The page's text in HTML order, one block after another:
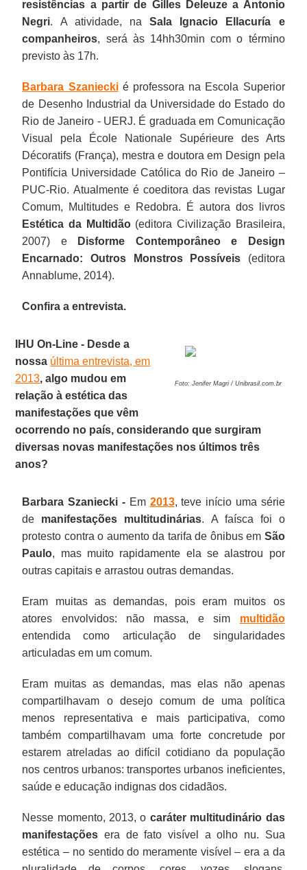
resistências a partir de Gilles Deleuze a Antonio
Negri. A atividade, naSala Ignacio Ellacuría e
companheiros, será às 14hh30min com o término
previsto às 17h.
Barbara Szanieckié professora na Escola Superior
de Desenho Industrial da Universidade do Estado do
Rio de Janeiro - UERJ. É graduada em Comunicação
Visual pela École Nationale Supérieure des Arts
Décoratifs (França), mestra e doutora em Design pela
Pontifícia Universidade Católica do Rio de Janeiro –
PUC-Rio. Atualmente é coeditora das revistas Lugar
Comum, Multitudes e Redobra. É autora dos livros
Estética da Multidão(editora Civilização Brasileira,
2007) e
Disforme Contemporâneo e Design
Encarnado: Outros Monstros Possíveis (editora
Annablume, 2014).
Confira a entrevista.
Foto: Jenifer Magri / Unibrasil.com.br
IHU On-Line - Desde a
nossa última entrevista, em
2013, algo mudou em
relação à estética das
manifestações que vêm
ocorrendo no país, considerando que surgiram
diversas novas manifestações nos últimos três
anos?
Barbara Szaniecki -Em 2013, teve início uma série
de manifestações multitudinárias. A faísca foi o
protesto contra o aumento da tarifa de ônibus em São
Paulo, mas muito rapidamente ela se alastrou por
outras capitais e arrastou outras demandas.
Eram muitas as demandas, pois eram muitos os
atores envolvidos: não massa, e sim multidão
entendida como articulação de singularidades
articuladas em um comum.
Eram muitas as demandas, mas elas não apenas
compartilhavam o desejo comum de uma política
menos representativa e mais participativa, como
também compartilhavam uma forte concretude por
estarem atreladas ao difícil cotidiano da população
nos centros urbanos: transportes urbanos ineficientes,
saúde e educação indignas dos cidadãos.
Nesse momento, 2013, o caráter multitudinário das
manifestações era de fato visível a olho nu. Sua
estética – no sentido do meramente visível – era a da